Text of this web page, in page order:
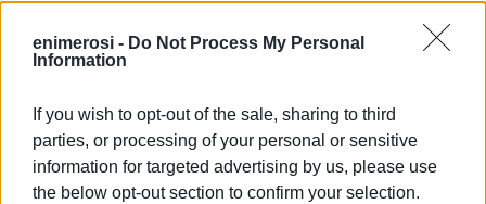
enimerosi - Do Not Process My Personal
Information
If you wish to opt-out of the sale, sharing to third
parties, or processing of your personal or sensitive
information for targeted advertising by us, please use
the below opt-out section to confirm your selection.